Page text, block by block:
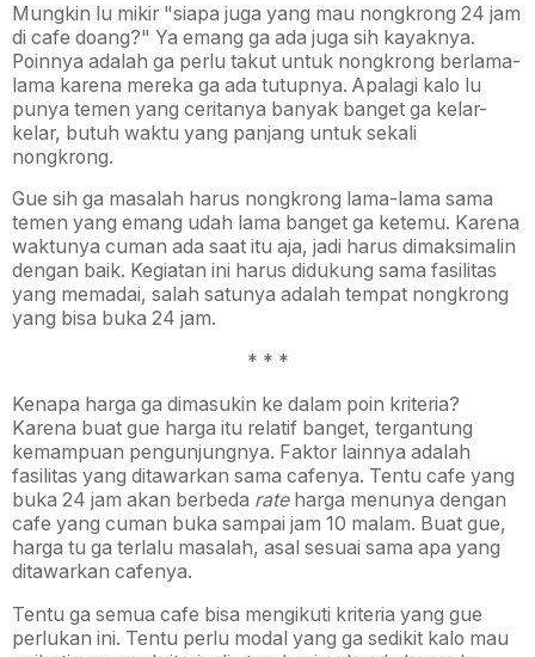
Mungkin lu mikir "siapa juga yang mau nongkrong 24 jam
di cafe doang?" Ya emang ga ada juga sih kayaknya.
Poinnya adalah ga perlu takut untuk nongkrong berlama-
lama karena mereka ga ada tutupnya. Apalagi kalo lu
punya temen yang ceritanya banyak banget ga kelar-
kelar, butuh waktu yang panjang untuk sekali
nongkrong.
Gue sih ga masalah harus nongkrong lama-lama sama
temen yang emang udah lama banget ga ketemu. Karena
waktunya cuman ada saat itu aja, jadi harus dimaksimalin
dengan baik. Kegiatan ini harus didukung sama fasilitas
yang memadai, salah satunya adalah tempat nongkrong
yang bisa buka 24 jam.
* * *
Kenapa harga ga dimasukin ke dalam poin kriteria?
Karena buat gue harga itu relatif banget, tergantung
kemampuan pengunjungnya. Faktor lainnya adalah
fasilitas yang ditawarkan sama cafenya. Tentu cafe yang
buka 24 jam akan berbeda rate harga menunya dengan
cafe yang cuman buka sampai jam 10 malam. Buat gue,
harga tu ga terlalu masalah, asal sesuai sama apa yang
ditawarkan cafenya.
Tentu ga semua cafe bisa mengikuti kriteria yang gue
perlukan ini. Tentu perlu modal yang ga sedikit kalo mau